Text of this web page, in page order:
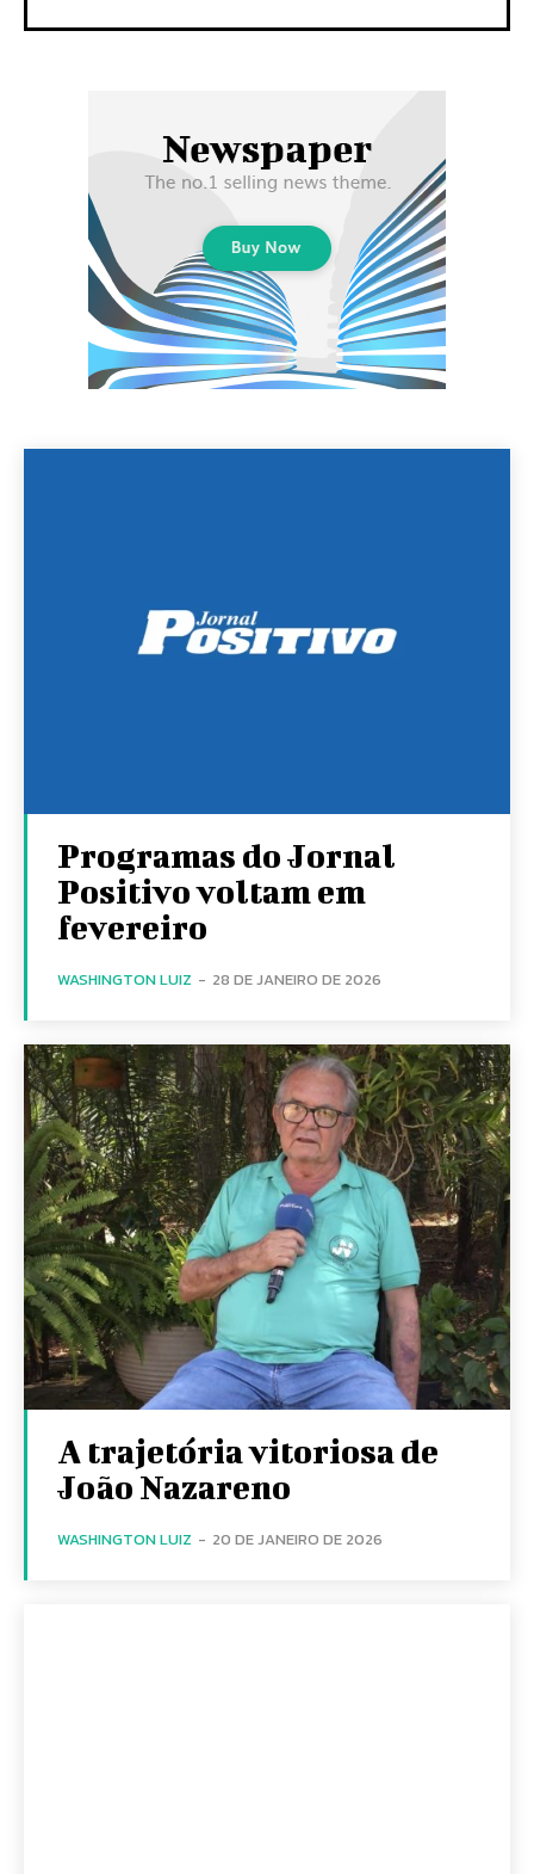
Programas do Jornal
Positivo voltam em
fevereiro
WASHINGTON LUIZ - 28 DE JANEIRO DE 2026
A trajetória vitoriosa de
João Nazareno
WASHINGTON LUIZ - 20 DE JANEIRO DE 2026